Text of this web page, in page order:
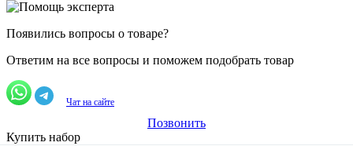
Появились вопросы о товаре?
Ответим на все вопросы и поможем подобрать товар
Чат на сайте
Позвонить
Купить набор